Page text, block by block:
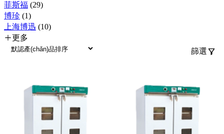
菲斯福 (29)
博珍 (1)
上海博迅 (10)
更多
篩選